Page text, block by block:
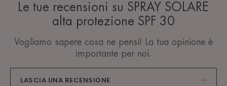
FOTOPROTETTORE: filtri UVB-UVA fotostabili per
contrastare gli effetti nocivi delle radiazioni solari.
ANTIOSSIDANTE: aiuta a proteggere le cellule dai
effetti nocivi del sole, anche in acqua.
Le tue recensioni su SPRAY SOLARE
alta protezione SPF 30
Vogliamo sapere cosa ne pensi! La tua opinione è
importante per noi.
LASCIA UNA RECENSIONE